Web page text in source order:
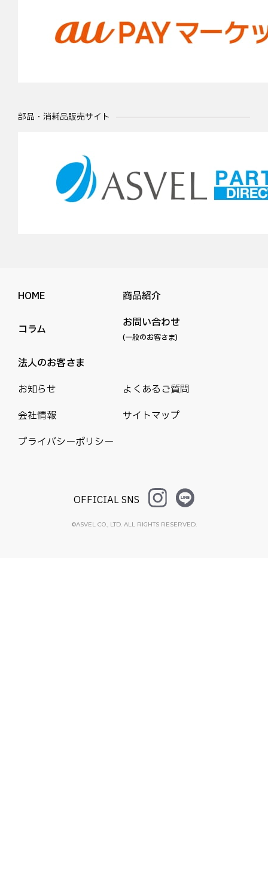
部品・消耗品販売サイト
HOME 商品紹介
コラム お問い合わせ
(一般のお客さま)
法人のお客さま
お知らせ
よくあるご質問
会社情報
サイトマップ
プライバシーポリシー
OFFICIAL SNS
©ASVEL CO., LTD. ALL RIGHTS RESERVED.